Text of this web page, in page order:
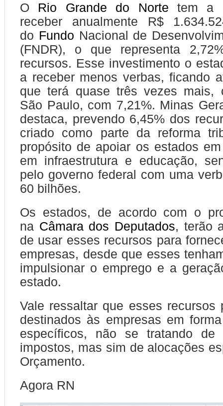
O Rio Grande do Norte tem a
receber anualmente R$
do Fundo Nacional de
(FNDR), o que representa
recursos. Esse investimento o
a receber menos verbas, ficando
que terá quase três vezes mais,
São Paulo, com 7,21%. Minas
destaca, prevendo 6,45% dos
criado como parte da reforma
propósito de apoiar os estados
em infraestrutura e educação,
pelo governo federal com uma
60 bilhões.
Os estados, de acordo com o
na Câmara dos Deputados, terão
de usar esses recursos para
empresas, desde que esses
impulsionar o emprego e a
estado.
Vale ressaltar que esses recursos
destinados às empresas em
específicos, não se tratando de
impostos, mas sim de alocações
Orçamento.
Agora RN